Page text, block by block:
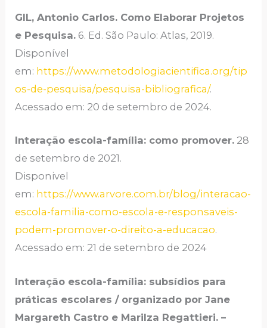
GIL, Antonio Carlos. Como Elaborar Projetos
e Pesquisa. 6. Ed. São Paulo: Atlas, 2019.
Disponível
em: https://www.metodologiacientifica.org/tip
os-de-pesquisa/pesquisa-bibliografica/.
Acessado em: 20 de setembro de 2024.
Interação escola-família: como promover. 28
de setembro de 2021.
Disponivel
em: https://www.arvore.com.br/blog/interacao-
escola-familia-como-escola-e-responsaveis-
podem-promover-o-direito-a-educacao.
Acessado em: 21 de setembro de 2024
Interação escola-família: subsídios para
práticas escolares / organizado por Jane
Margareth Castro e Marilza Regattieri. –